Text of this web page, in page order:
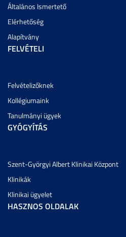
Általános Ismertető
Elérhetőség
Alapítvány
FELVÉTELI
Felvételizőknek
Kollégiumaink
Tanulmányi ügyek
GYÓGYÍTÁS
Szent-Györgyi Albert Klinikai Központ
Klinikák
Klinikai ügyelet
HASZNOS OLDALAK